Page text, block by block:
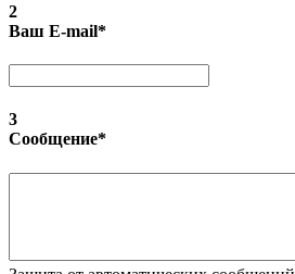
2
Ваш E-mail*
3
Сообщение*